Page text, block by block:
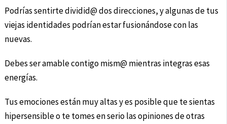
Podrías sentirte dividid@ dos direcciones, y algunas de tus
viejas identidades podrían estar fusionándose con las
nuevas.
Debes ser amable contigo mism@ mientras integras esas
energías.
Tus emociones están muy altas y es posible que te sientas
hipersensible o te tomes en serio las opiniones de otras